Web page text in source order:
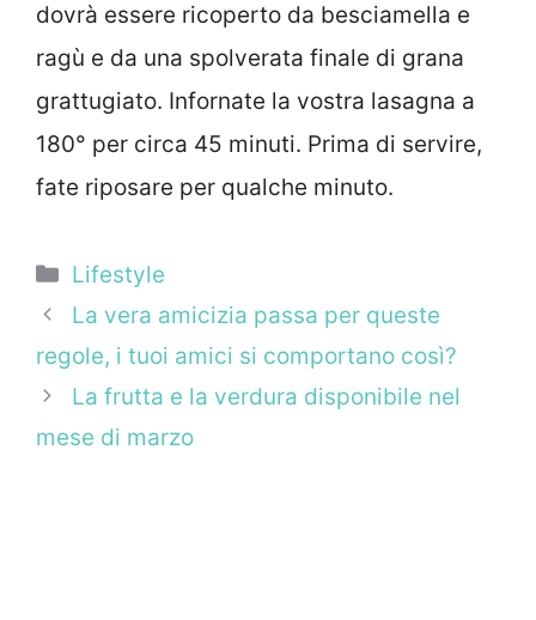
dovrà essere ricoperto da besciamella e
ragù e da una spolverata finale di grana
grattugiato. Infornate la vostra lasagna a
180° per circa 45 minuti. Prima di servire,
fate riposare per qualche minuto.
Categorie
Lifestyle
La vera amicizia passa per queste
regole, i tuoi amici si comportano così?
La frutta e la verdura disponibile nel
mese di marzo